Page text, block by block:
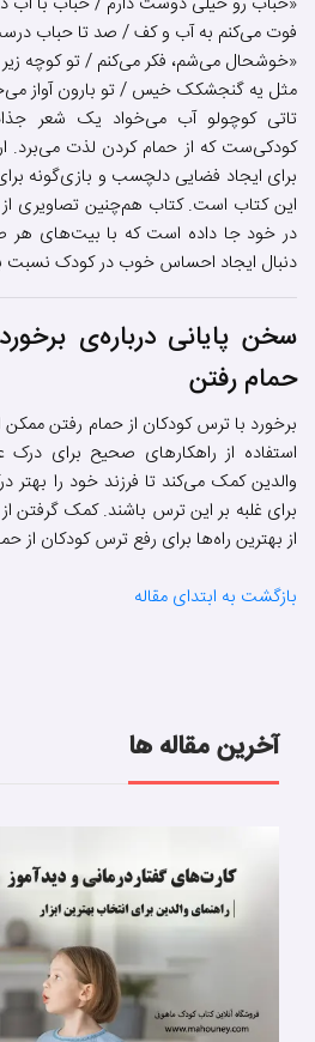
فوت می‌کنم به آب و کف / صد تا حباب
«خوشحال می‌شم، فکر می‌کنم / تو کوچه زیر
مثل یه گنجشکک خیس / تو بارون آواز
تاتی کوچولو آب می‌خواد یک شعر
کودکی‌ست که از حمام کردن لذت می‌برد.
برای ایجاد فضایی دلچسب و بازی‌گونه
این کتاب است. کتاب هم‌چنین تصاویری
در خود جا داده است که با بیت‌های هر
دنبال ایجاد احساس خوب در کودک نسبت
سخن پایانی درباره‌ی
حمام رفتن
برخورد با ترس کودکان از حمام رفتن ممکن
استفاده از راهکارهای صحیح برای
والدین کمک می‌کند تا فرزند خود را بهتر
برای غلبه بر این ترس باشند. کمک گرفتن
از بهترین راه‌ها برای رفع ترس کودکان از
بازگشت به ابتدای مقاله
آخرین مقاله ها